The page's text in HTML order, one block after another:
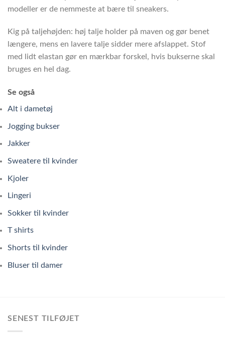
modeller er de nemmeste at bære til sneakers.
Kig på taljehøjden: høj talje holder på maven og gør benet
længere, mens en lavere talje sidder mere afslappet. Stof
med lidt elastan gør en mærkbar forskel, hvis bukserne skal
bruges en hel dag.
Se også
Alt i dametøj
Jogging bukser
Jakker
Sweatere til kvinder
Kjoler
Lingeri
Sokker til kvinder
T shirts
Shorts til kvinder
Bluser til damer
SENEST TILFØJET